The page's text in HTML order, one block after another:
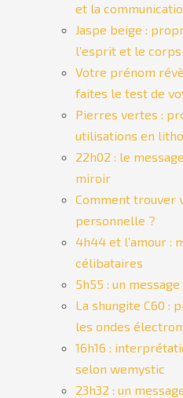
et la
Jaspe beige :
l’esprit et le corps
Votre prénom
faites le test de
Pierres vertes :
utilisations en
22h02 : le
miroir
Comment
personnelle ?
4h44 et l’amour :
célibataires
5h55 : un message
La shungite C60 :
les ondes
16h16 :
selon wemystic
23h32 : un